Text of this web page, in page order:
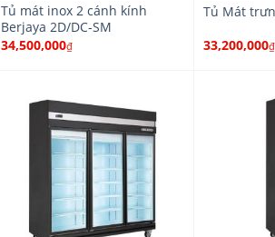
Tủ mát inox 2 cánh kính
Berjaya 2D/DC-SM
34,500,000₫
Tủ Mát
33,200,000₫